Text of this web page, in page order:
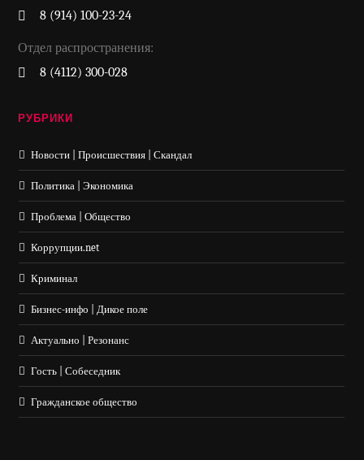
8 (914) 100-23-24
Отдел распространения:
8 (4112) 300-028
РУБРИКИ
Новости | Происшествия | Скандал
Политика | Экономика
Проблема | Общество
Коррупции.net
Криминал
Бизнес-инфо | Дикое поле
Актуально | Резонанс
Гость | Собеседник
Гражданское общество